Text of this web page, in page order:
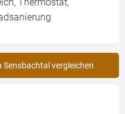
vergleichen